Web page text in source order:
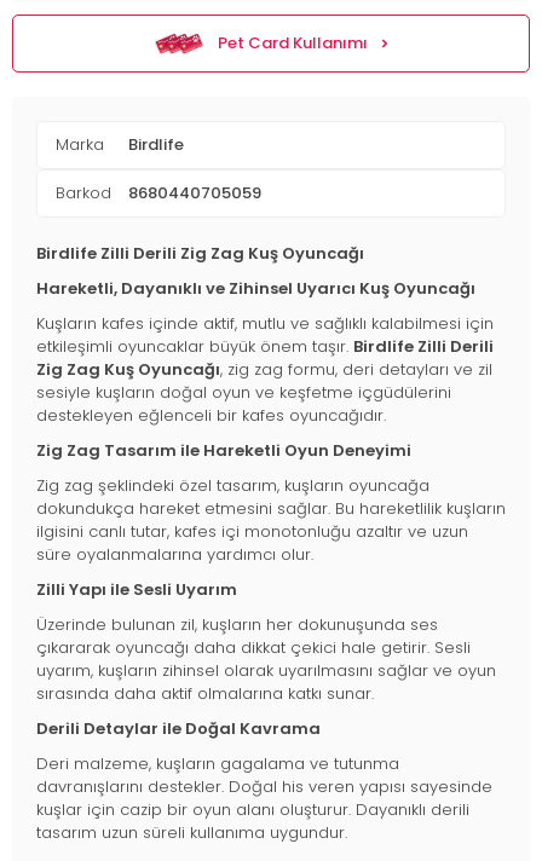
Pet Card Kullanımı
Marka Birdlife
Barkod 8680440705059
Birdlife Zilli Derili Zig Zag Kuş Oyuncağı
Hareketli, Dayanıklı ve Zihinsel Uyarıcı Kuş Oyuncağı
Kuşların kafes içinde aktif, mutlu ve sağlıklı kalabilmesi için
etkileşimli oyuncaklar büyük önem taşır. Birdlife Zilli Derili
Zig Zag Kuş Oyuncağı, zig zag formu, deri detayları ve zil
sesiyle kuşların doğal oyun ve keşfetme içgüdülerini
destekleyen eğlenceli bir kafes oyuncağıdır.
Zig Zag Tasarım ile Hareketli Oyun Deneyimi
Zig zag şeklindeki özel tasarım, kuşların oyuncağa
dokundukça hareket etmesini sağlar. Bu hareketlilik kuşların
ilgisini canlı tutar, kafes içi monotonluğu azaltır ve uzun
süre oyalanmalarına yardımcı olur.
Zilli Yapı ile Sesli Uyarım
Üzerinde bulunan zil, kuşların her dokunuşunda ses
çıkararak oyuncağı daha dikkat çekici hale getirir. Sesli
uyarım, kuşların zihinsel olarak uyarılmasını sağlar ve oyun
sırasında daha aktif olmalarına katkı sunar.
Derili Detaylar ile Doğal Kavrama
Deri malzeme, kuşların gagalama ve tutunma
davranışlarını destekler. Doğal his veren yapısı sayesinde
kuşlar için cazip bir oyun alanı oluşturur. Dayanıklı derili
tasarım uzun süreli kullanıma uygundur.